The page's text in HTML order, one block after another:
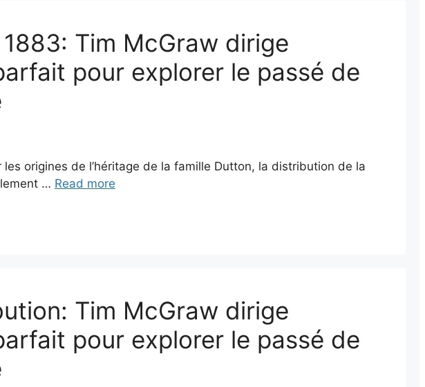
Tim McGraw dirige
pour explorer le passé de
les origines de l’héritage de la famille Dutton, la distribution de la
… Read more
Tim McGraw dirige
pour explorer le passé de